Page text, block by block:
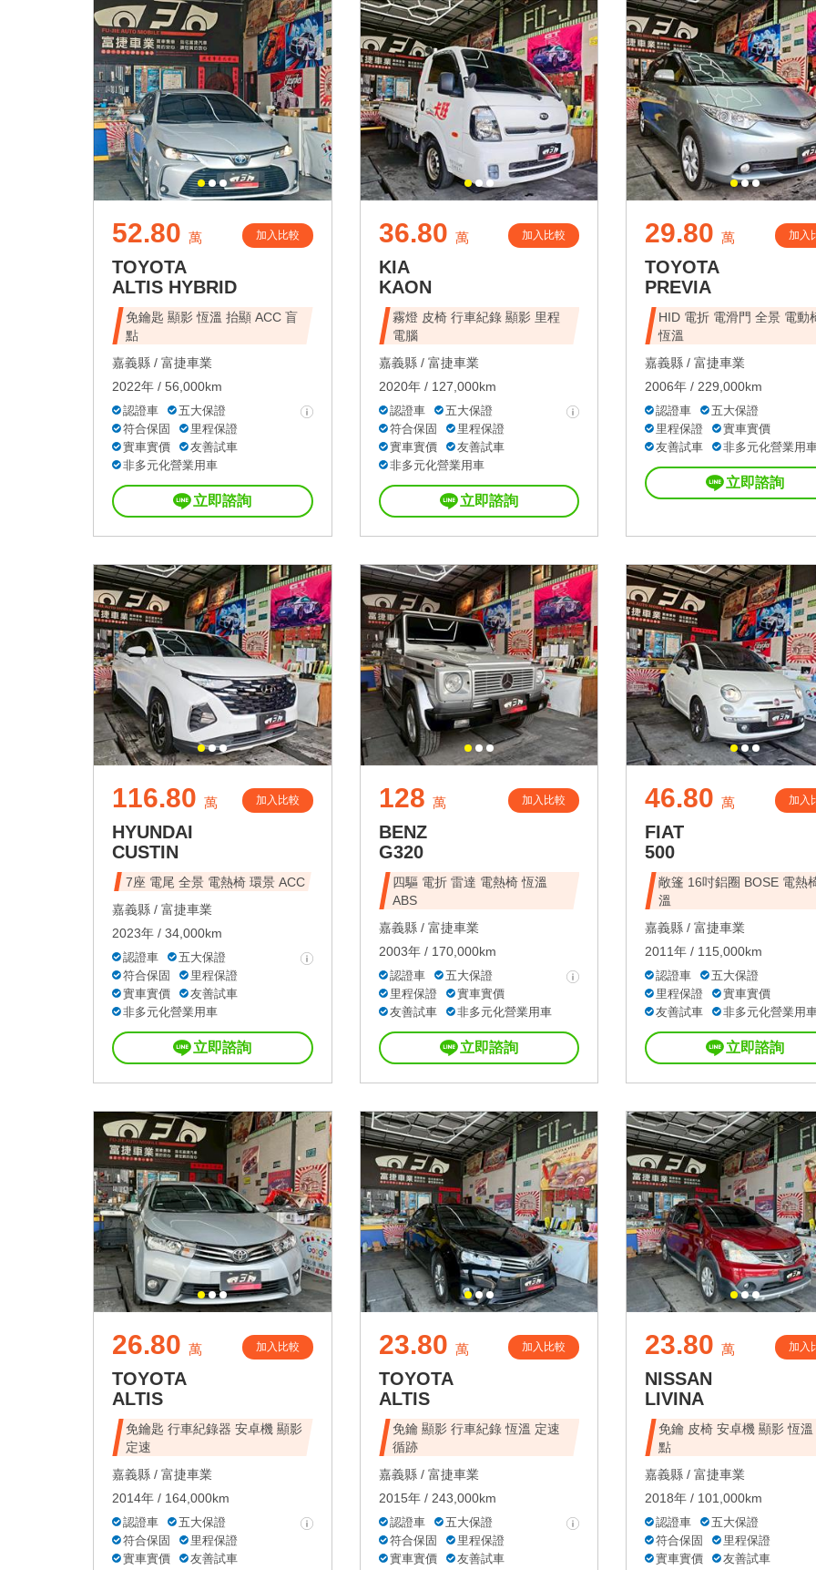
52.80 萬 加入比較
TOYOTA
ALTIS HYBRID
免鑰匙 顯影 恆溫 抬顯 ACC 盲
點
嘉義縣 / 富捷車業
2022年 / 56,000km
認證車
五大保證
符合保固
里程保證
實車實價
友善試車
非多元化營業用車
立即諮詢
36.80 萬 加入比較
KIA
KAON
霧燈 皮椅 行車紀錄 顯影 里程
電腦
嘉義縣 / 富捷車業
2020年 / 127,000km
認證車
五大保證
符合保固
里程保證
實車實價
友善試車
非多元化營業用車
立即諮詢
29.80 萬 加入
TOYOTA
PREVIA
HID 電折 電滑門 全景 電動
恆溫
嘉義縣 / 富捷車業
2006年 / 229,000km
認證車
五大保證
里程保證
實車實價
友善試車
非多元化營業用
立即諮詢
116.80 萬 加入比較
HYUNDAI
CUSTIN
7座 電尾 全景 電熱椅 環景 ACC
嘉義縣 / 富捷車業
2023年 / 34,000km
認證車
五大保證
符合保固
里程保證
實車實價
友善試車
非多元化營業用車
立即諮詢
128 萬 加入比較
BENZ
G320
四驅 電折 雷達 電熱椅 恆溫
ABS
嘉義縣 / 富捷車業
2003年 / 170,000km
認證車
五大保證
里程保證
實車實價
友善試車
非多元化營業用車
立即諮詢
46.80 萬 加入
FIAT
500
敞篷 16吋鋁圈 BOSE 電熱
溫
嘉義縣 / 富捷車業
2011年 / 115,000km
認證車
五大保證
里程保證
實車實價
友善試車
非多元化營業用
立即諮詢
26.80 萬 加入比較
TOYOTA
ALTIS
免鑰匙 行車紀錄器 安卓機 顯影
定速
嘉義縣 / 富捷車業
2014年 / 164,000km
認證車
五大保證
符合保固
里程保證
實車實價
友善試車
23.80 萬 加入比較
TOYOTA
ALTIS
免鑰 顯影 行車紀錄 恆溫 定速
循跡
嘉義縣 / 富捷車業
2015年 / 243,000km
認證車
五大保證
符合保固
里程保證
實車實價
友善試車
23.80 萬 加入
NISSAN
LIVINA
免鑰 皮椅 安卓機 顯影 恆溫
點
嘉義縣 / 富捷車業
2018年 / 101,000km
認證車
五大保證
符合保固
里程保證
實車實價
友善試車